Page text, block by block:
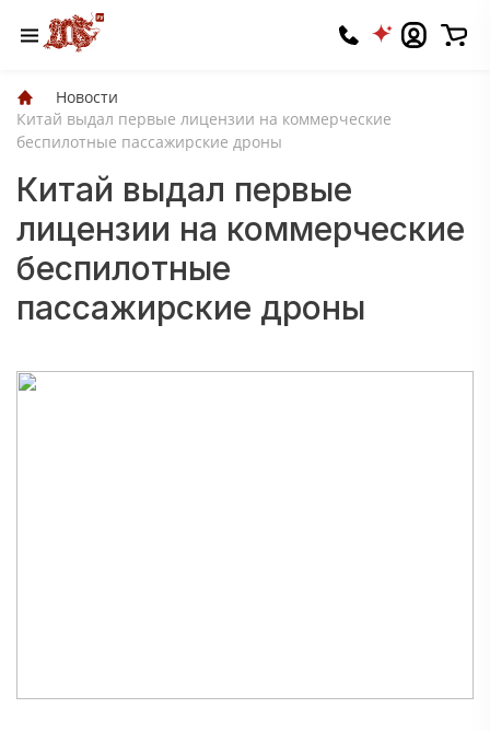
Новости
Китай выдал первые лицензии на коммерческие
беспилотные пассажирские дроны
Китай выдал первые
лицензии на коммерческие
беспилотные
пассажирские дроны